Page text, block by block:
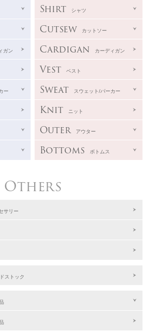
ガン
ー
Shirt シャツ
Cutsew カットソー
Cardigan カーディガン
Vest ベスト
Sweat スウェット/パーカー
Knit ニット
Outer アウター
Bottoms ボトムス
Others
サリー
ストック